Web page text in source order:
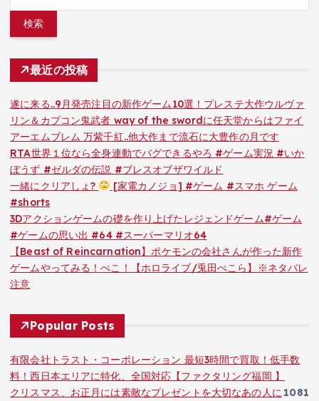
最近の投稿
遂に来る..9月発売注目の新作ゲーム10選！プレステ大作ウルヴァ
リン＆カプコン鬼武者 way of the swordに任天堂からはファイ
アーエムブレム 万紫千紅..他大作まで流石に大豊作の月です
RTA世界１位なら全身連動でバグできるやろ #ゲーム実況 #いか
ぼうず #ゼルダの伝説 #ブレスオブザワイルド
一緒にクリアしょ?
[家電カノジョ] #ゲーム #スマホ ゲーム
#shorts
3Dアクションゲームの礎を作り上げたレジェンドゲーム#ゲーム
#ゲームの思い出 #64 #スーパーマリオ64
【Beast of Reincarnation】ポケモンの会社さんが作った新作
ゲームやってみる！ぺこ！【ホロライブ/兎田ぺこら】※ネタバレ
注意
Popular Posts
有限会社トラスト・コーポレーション 最短3時間で買取！低手数
料！西日本エリアに特化、全国対応【ファクタリング福岡 】
1081
クリスマス、お正月には素敵なプレゼントを大切なあの人に